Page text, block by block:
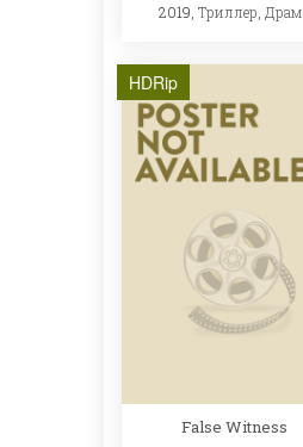
2019, Триллер
HDRip
False Witness